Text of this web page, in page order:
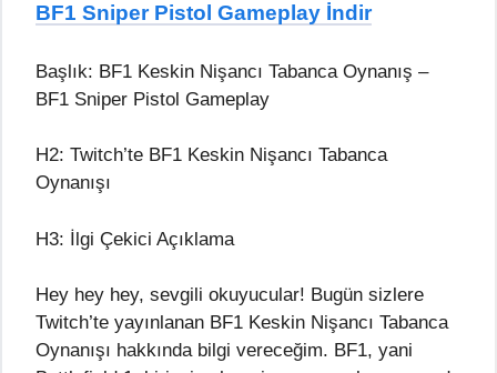
BF1 Sniper Pistol Gameplay İndir
Başlık: BF1 Keskin Nişancı Tabanca Oynanış –
BF1 Sniper Pistol Gameplay
H2: Twitch’te BF1 Keskin Nişancı Tabanca
Oynanışı
H3: İlgi Çekici Açıklama
Hey hey hey, sevgili okuyucular! Bugün sizlere
Twitch’te yayınlanan BF1 Keskin Nişancı Tabanca
Oynanışı hakkında bilgi vereceğim. BF1, yani